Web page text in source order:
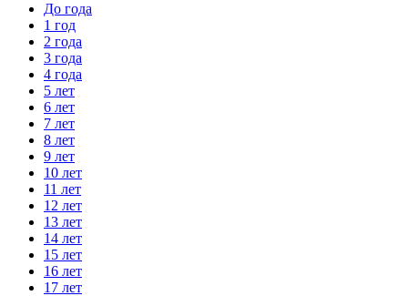
До года
1 год
2 года
3 года
4 года
5 лет
6 лет
7 лет
8 лет
9 лет
10 лет
11 лет
12 лет
13 лет
14 лет
15 лет
16 лет
17 лет